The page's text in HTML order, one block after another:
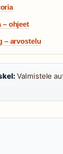
– ohjeet
– arvostelu
Valmistele